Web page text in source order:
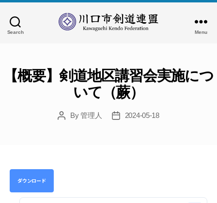
Search
剣
道
連
Menu
【概要】剣道地区講習会実施につ
いて（蕨）
PostBy管理人
Post2024-05-18
ダウンロード